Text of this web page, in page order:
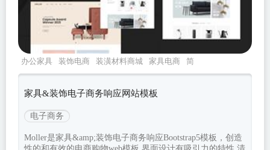
办公家具 装饰电商 装潢材料商城 家具电商
简
约电子商务
家具&装饰电子商务响应网站模板
电子商务
Moller是家具&amp;装饰电子商务响应Bootstrap5模板，创造